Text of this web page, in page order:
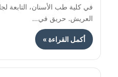
في كلية طب الأسنان، التابعة
العريش. حريق في…
أكمل القراءة »